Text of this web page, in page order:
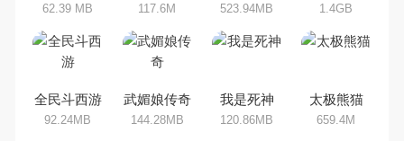
62.39 MB 117.6M 523.94MB 1.4GB
全民斗西游
92.24MB
武媚娘传奇
144.28MB
我是死神
120.86MB
太极熊猫
659.4M